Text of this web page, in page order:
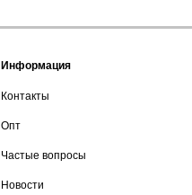
Информация
Контакты
Опт
Частые вопросы
Новости